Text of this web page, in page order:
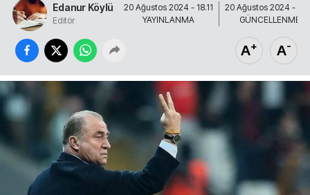
Edanur Köylü
Editör
20 Ağustos 2024 - 18.11
YAYINLANMA
20 Ağustos 2024 -
GÜNCELLENME
A+ A-